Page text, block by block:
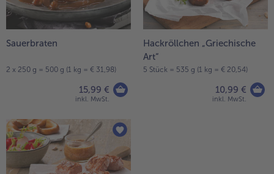
Sauerbraten
2 x 250 g = 500 g (1 kg = € 31,98)
15,99 €
inkl. MwSt.
Hackröllchen „Griechische
Art“
5 Stück = 535 g (1 kg = € 20,54)
10,99 €
inkl. MwSt.